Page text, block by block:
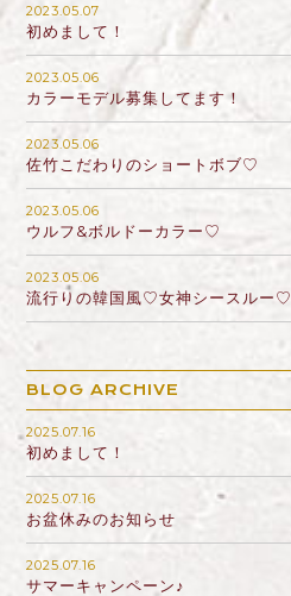
2023.05.07
初めまして！
2023.05.06
カラーモデル募集してます！
2023.05.06
佐竹こだわりのショートボブ♡
2023.05.06
ウルフ&ボルドーカラー♡
2023.05.06
流行りの韓国風♡女神シースルー♡
BLOG ARCHIVE
2025.07.16
初めまして！
2025.07.16
お盆休みのお知らせ
2025.07.16
サマーキャンペーン♪